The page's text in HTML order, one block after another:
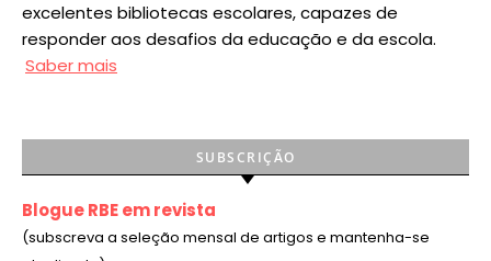
excelentes bibliotecas escolares, capazes de
responder aos desafios da educação e da escola.
Saber mais
SUBSCRIÇÃO
Blogue RBE em revista
(subscreva a seleção mensal de artigos e mantenha-se